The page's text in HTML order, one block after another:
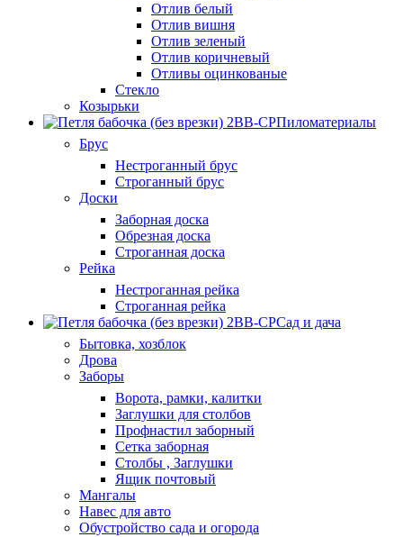
Отлив белый
Отлив вишня
Отлив зеленый
Отлив коричневый
Отливы оцинкованые
Стекло
Козырьки
Пиломатериалы
Брус
Нестроганный брус
Строганный брус
Доски
Заборная доска
Обрезная доска
Строганная доска
Рейка
Нестроганная рейка
Строганная рейка
Сад и дача
Бытовка, хозблок
Дрова
Заборы
Ворота, рамки, калитки
Заглушки для столбов
Профнастил заборный
Сетка заборная
Столбы , Заглушки
Ящик почтовый
Мангалы
Навес для авто
Обустройство сада и огорода